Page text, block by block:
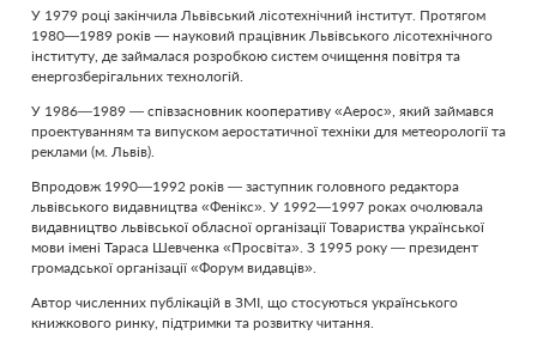
У 1979 році закінчила Львівський лісотехнічний інститут. Протягом
1980—1989 років — науковий працівник Львівського лісотехнічного
інституту, де займалася розробкою систем очищення повітря та
енергозберігальних технологій.
У 1986—1989 — співзасновник кооперативу «Аерос», який займався
проектуванням та випуском аеростатичної техніки для метеорології та
реклами (м. Львів).
Впродовж 1990—1992 років — заступник головного редактора
львівського видавництва «Фенікс». У 1992—1997 роках очолювала
видавництво львівської обласної організації Товариства української
мови імені Тараса Шевченка «Просвіта». З 1995 року — президент
громадської організації «Форум видавців».
Автор численних публікацій в ЗМІ, що стосуються українського
книжкового ринку, підтримки та розвитку читання.